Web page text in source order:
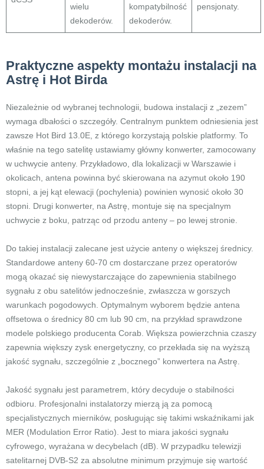
wielu
dekoderów.
kompatybilność
dekoderów.
pensjonaty.
Praktyczne aspekty montażu instalacji na
Astrę i Hot Birda
Niezależnie od wybranej technologii, budowa instalacji z „zezem”
wymaga dbałości o szczegóły. Centralnym punktem odniesienia jest
zawsze Hot Bird 13.0E, z którego korzystają polskie platformy. To
właśnie na tego satelitę ustawiamy główny konwerter, zamocowany
w uchwycie anteny. Przykładowo, dla lokalizacji w Warszawie i
okolicach, antena powinna być skierowana na azymut około 190
stopni, a jej kąt elewacji (pochylenia) powinien wynosić około 30
stopni. Drugi konwerter, na Astrę, montuje się na specjalnym
uchwycie z boku, patrząc od przodu anteny – po lewej stronie.
Do takiej instalacji zalecane jest użycie anteny o większej średnicy.
Standardowe anteny 60-70 cm dostarczane przez operatorów
mogą okazać się niewystarczające do zapewnienia stabilnego
sygnału z obu satelitów jednocześnie, zwłaszcza w gorszych
warunkach pogodowych. Optymalnym wyborem będzie antena
offsetowa o średnicy 80 cm lub 90 cm, na przykład sprawdzone
modele polskiego producenta Corab. Większa powierzchnia czaszy
zapewnia większy zysk energetyczny, co przekłada się na wyższą
jakość sygnału, szczególnie z „bocznego” konwertera na Astrę.
Jakość sygnału jest parametrem, który decyduje o stabilności
odbioru. Profesjonalni instalatorzy mierzą ją za pomocą
specjalistycznych mierników, posługując się takimi wskaźnikami jak
MER (Modulation Error Ratio). Jest to miara jakości sygnału
cyfrowego, wyrażana w decybelach (dB). W przypadku telewizji
satelitarnej DVB-S2 za absolutne minimum przyjmuje się wartość